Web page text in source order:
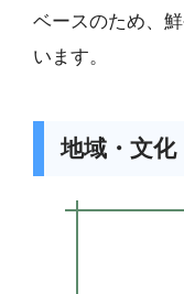
ベースのため、
います。
地域・文化